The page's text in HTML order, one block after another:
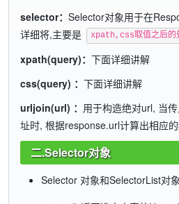
selector： Selector对象用于在
详细将,主要是
xpath,css取值之后的
xpath(query)： 下面详细讲解
css(query) ： 下面详细讲解
urljoin(url) ： 用于构造绝对url, 当
址时, 根据response.url计算出相应
二.Selector对象
Selector 对象和SelectorList对